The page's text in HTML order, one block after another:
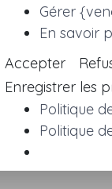
Gérer
En savoir
Accepter
Enregistrer les
Politique
Politique